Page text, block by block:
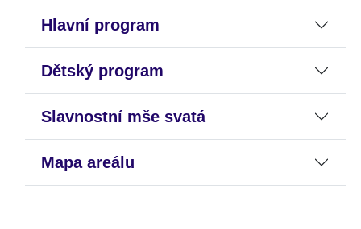
Hlavní program
Dětský program
Slavnostní mše svatá
Mapa areálu